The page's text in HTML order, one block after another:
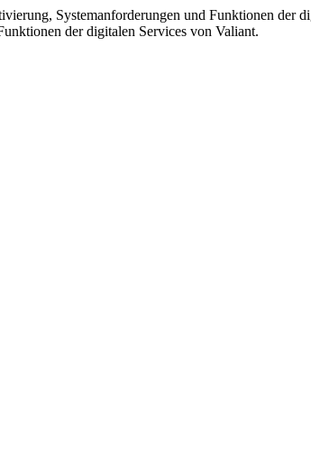
Systemanforderungen und Funktionen der
der digitalen Services von Valiant.